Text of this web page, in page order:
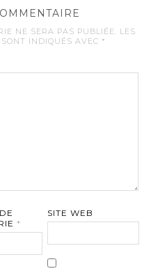
NE SERA PAS PUBLIÉE. LES
INDIQUÉS AVEC *
*
SITE WEB